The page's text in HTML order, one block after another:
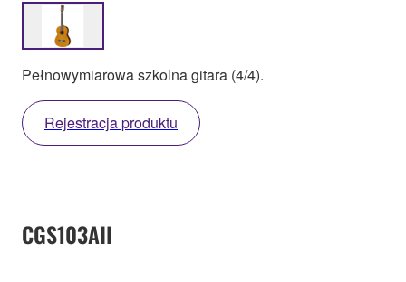
Pełnowymiarowa szkolna gitara (4/4).
Rejestracja produktu
CGS103AII